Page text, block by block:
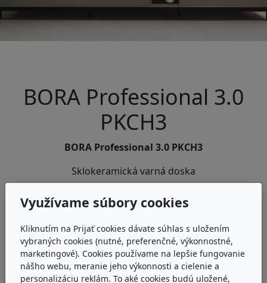
BORA Professional 3.0
PKCH3
BORA Professional 3.0 PKCH3
Sklokeramická varná doska
- osadenie do roviny, alebo na pracovnú dosku
Návod na použitie
Informační leták o ovládání
Využívame súbory cookies
Kliknutím na Prijať cookies dávate súhlas s uložením
vybraných cookies (nutné, preferenčné, výkonnostné,
marketingové). Cookies používame na lepšie fungovanie
nášho webu, meranie jeho výkonnosti a cielenie a
personalizáciu reklám. To aké cookies budú uložené,